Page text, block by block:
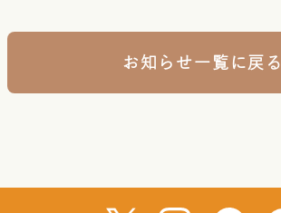
お知らせ一覧に戻る